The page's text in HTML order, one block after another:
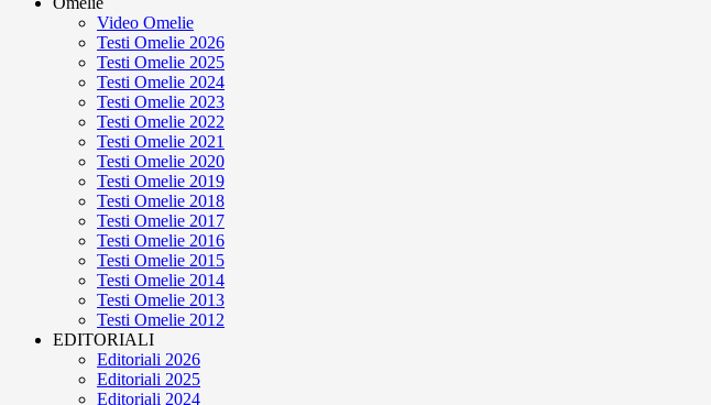
Video Omelie
Testi Omelie 2026
Testi Omelie 2025
Testi Omelie 2024
Testi Omelie 2023
Testi Omelie 2022
Testi Omelie 2021
Testi Omelie 2020
Testi Omelie 2019
Testi Omelie 2018
Testi Omelie 2017
Testi Omelie 2016
Testi Omelie 2015
Testi Omelie 2014
Testi Omelie 2013
Testi Omelie 2012
EDITORIALI
Editoriali 2026
Editoriali 2025
Editoriali 2024